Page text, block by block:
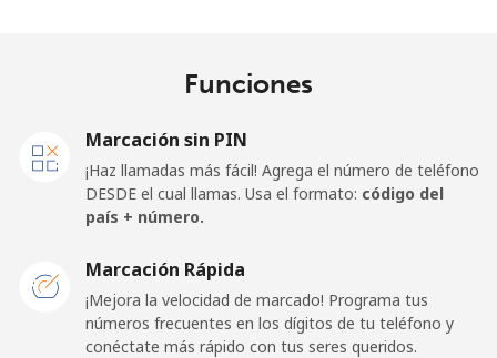
Funciones
Marcación sin PIN
¡Haz llamadas más fácil! Agrega el número de teléfono
DESDE el cual llamas. Usa el formato: código del
país + número.
Marcación Rápida
¡Mejora la velocidad de marcado! Programa tus
números frecuentes en los dígitos de tu teléfono y
conéctate más rápido con tus seres queridos.